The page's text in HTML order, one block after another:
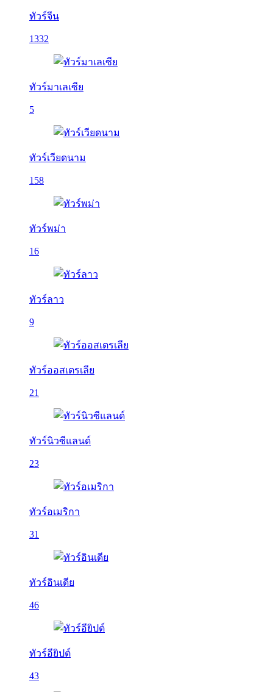
ทัวร์จีน
1332
ทัวร์มาเลเซีย
5
ทัวร์เวียดนาม
158
ทัวร์พม่า
16
ทัวร์ลาว
9
ทัวร์ออสเตรเลีย
21
ทัวร์นิวซีแลนด์
23
ทัวร์อเมริกา
31
ทัวร์อินเดีย
46
ทัวร์อียิปต์
43